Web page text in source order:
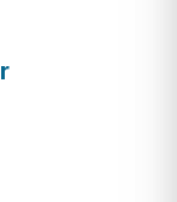
893